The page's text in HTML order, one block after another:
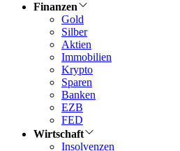
Finanzen
Gold
Silber
Aktien
Immobilien
Krypto
Sparen
Banken
EZB
FED
Wirtschaft
Insolvenzen